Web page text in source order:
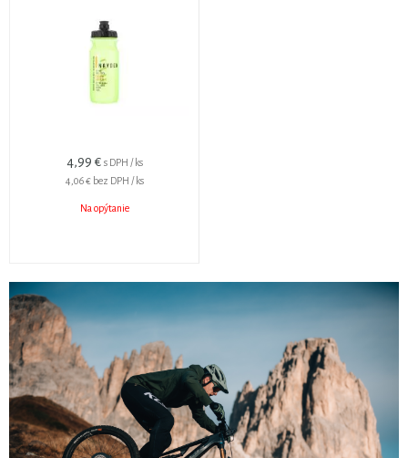
4,99 € s DPH / ks
4,06 € bez DPH / ks
Na opýtanie